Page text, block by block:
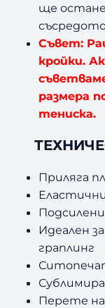
ще
Съвет:
кройки.
размера
тениска.
Приляга
Идеален
граплинг
Перете